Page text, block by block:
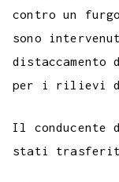
contro un
sono
per i rilievi
Il conducente
stati trasferiti